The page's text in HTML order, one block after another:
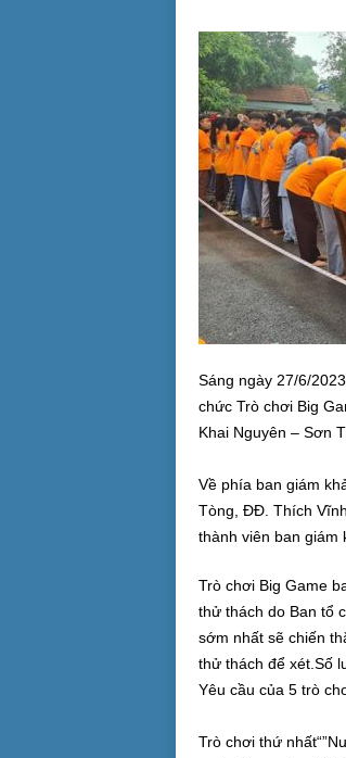
Sáng ngày 27/6/
chức Trò chơi Big
Khai Nguyên – Sơn
Về phía ban giám
Tòng, ĐĐ. Thích
thành viên ban giám
Trò chơi Big Game
thử thách do Ban tổ
sớm nhất sẽ chiến
thử thách để xét.Số
Yêu cầu của 5 trò
Trò chơi thứ